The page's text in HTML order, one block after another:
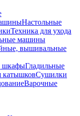
Настольные
Техника для ухода
машины
вышивальные
шкафыГладильные
катышковСушилки
Варочные